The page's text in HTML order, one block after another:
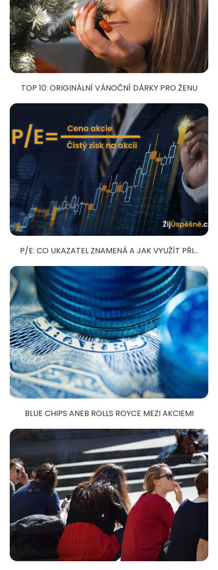
TOP 10: ORIGINÁLNÍ VÁNOČNÍ DÁRKY PRO ŽENU
P/E: CO UKAZATEL ZNAMENÁ A JAK VYUŽÍT PŘI...
BLUE CHIPS ANEB ROLLS ROYCE MEZI AKCIEMI